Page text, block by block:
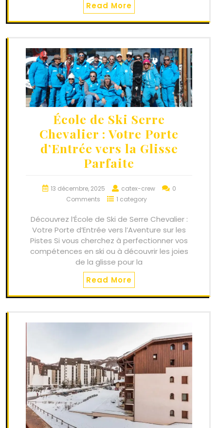
Read More
École de Ski Serre
Chevalier : Votre Porte
d’Entrée vers la Glisse
Parfaite
13 décembre, 2025 catex-crew
0
Comments
1 category
Découvrez l’École de Ski de Serre Chevalier :
Votre Porte d’Entrée vers l’Aventure sur les
Pistes Si vous cherchez à perfectionner vos
compétences en ski ou à découvrir les joies
de la glisse pour la
Read More